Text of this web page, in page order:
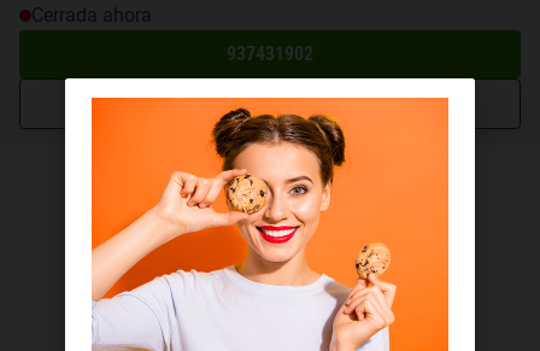
Cerrada ahora
937431902
Cómo llegar